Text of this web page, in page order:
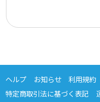
ヘルプ お知らせ 利用規約
特定商取引法に基づく表記